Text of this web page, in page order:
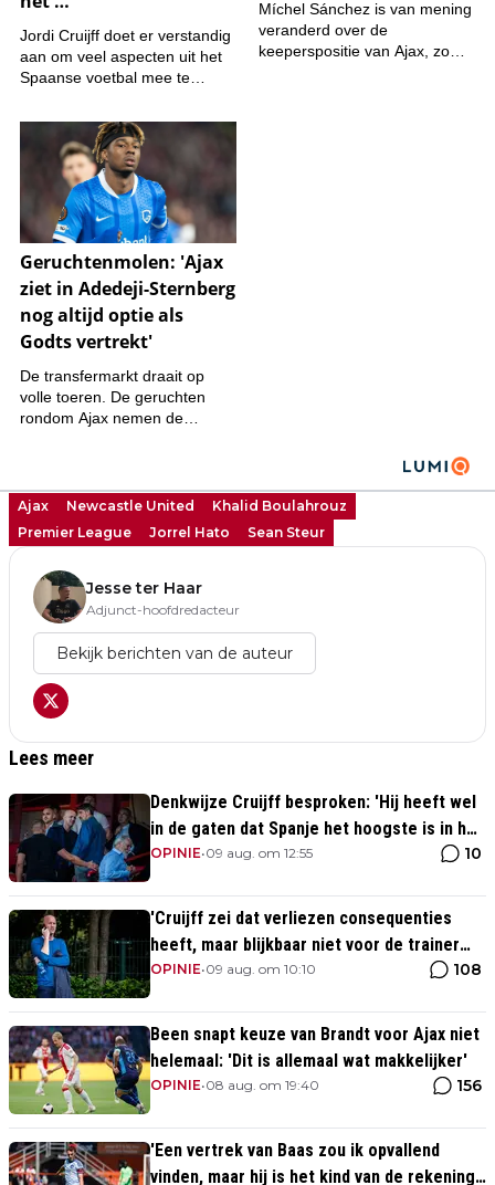
Ajax Newcastle United
Khalid Boulahrouz
Premier League
Jorrel Hato Sean Steur
Jesse ter Haar
Adjunct-hoofdredacteur
Bekijk berichten van de auteur
Lees meer
Denkwijze Cruijff besproken: 'Hij heeft wel
in de gaten dat Spanje het hoogste is in het
voetbal'
OPINIE•09 aug. om 12:55 10
'Cruijff zei dat verliezen consequenties
heeft, maar blijkbaar niet voor de trainer
van Ajax 1'
OPINIE•09 aug. om 10:10 108
Been snapt keuze van Brandt voor Ajax niet
helemaal: 'Dit is allemaal wat makkelijker'
OPINIE•08 aug. om 19:40 156
'Een vertrek van Baas zou ik opvallend
vinden, maar hij is het kind van de rekening